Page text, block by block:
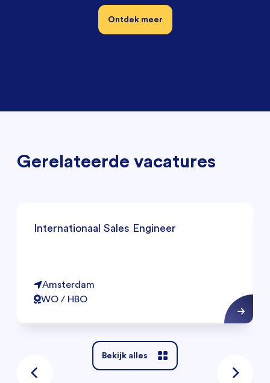
Ontdek meer
Gerelateerde vacatures
Internationaal Sales Engineer
Amsterdam
WO / HBO
Bekijk alles